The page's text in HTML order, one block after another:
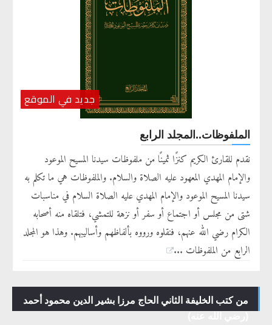
جديد في الموقع
الملفوظات..المجلد الرابع
نقدم للقارئ الكريم كنزًا ثمينًا من ملفوظات سيدنا المسيح الموعود
والإمام المهدي المعهود عليه الصلاة والسلام. والملفوظات هي ما تكلم به
سيدنا المسيح الموعود والإمام المهدي عليه الصلاة السلام في مناسبات
شتى من مجلس أو اجتماع أو سفر أو نزهة للتمشي، فتلقاه منه أصحابه
الكرام رضي الله عنهم، فنقلوه ورووه بألفاظهم وأساليبهم. وهذا هو المجلد
الرابع من الملفوظات ...
من كتب الخليفة الثاني الحاج مرزا بشير الدين محمود أحمد